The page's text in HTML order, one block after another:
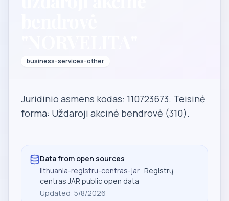
business-services-other
Juridinio asmens kodas: 110723673. Teisinė
forma: Uždaroji akcinė bendrovė (310).
Data from open sources
lithuania-registru-centras-jar · Registrų
centras JAR public open data
Updated: 5/8/2026